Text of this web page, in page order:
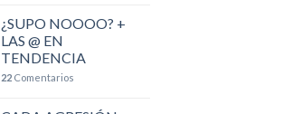
¿SUPO NOOOO? +
LAS @ EN
TENDENCIA
22Comentarios